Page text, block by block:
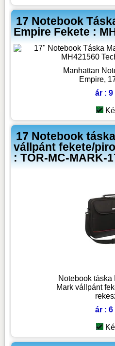
17 Notebook
Empire Fekete :
Manhattan
Empire,
ár : 9
17 Notebook
vállpánt fekete/
: TOR-MC-MARK-
Notebook táska
Mark vállpánt
ár : 6